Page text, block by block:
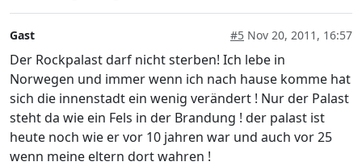
Gast #5 Nov 20, 2011, 16:57
Der Rockpalast darf nicht sterben! Ich lebe in
Norwegen und immer wenn ich nach hause komme hat
sich die innenstadt ein wenig verändert ! Nur der Palast
steht da wie ein Fels in der Brandung ! der palast ist
heute noch wie er vor 10 jahren war und auch vor 25
wenn meine eltern dort wahren !